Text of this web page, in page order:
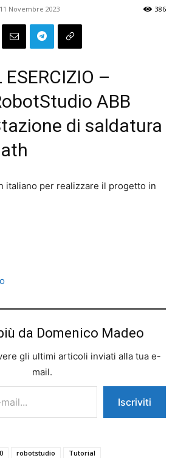
11 Novembre 2023 386
–
ABB
di saldatura
italiano per realizzare il progetto in
da Domenico Madeo
gli ultimi articoli inviati alla tua e-
mail.
Iscriviti
robotstudio Tutorial